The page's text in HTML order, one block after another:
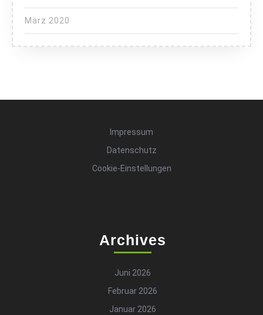
März 2020
Impressum
Datenschutz
Cookie-Einstellungen
Archives
Juni 2026
Februar 2026
Januar 2026